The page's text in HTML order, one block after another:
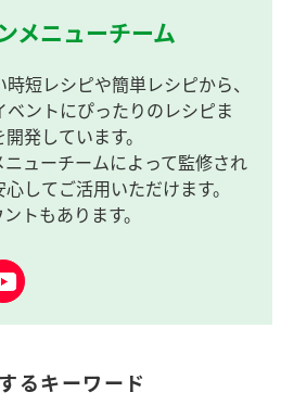
メニューチーム
短レシピや簡単レシピから、
ントにぴったりのレシピま
発しています。
ニューチームによって監修され
してご活用いただけます。
トもあります。
るキーワード